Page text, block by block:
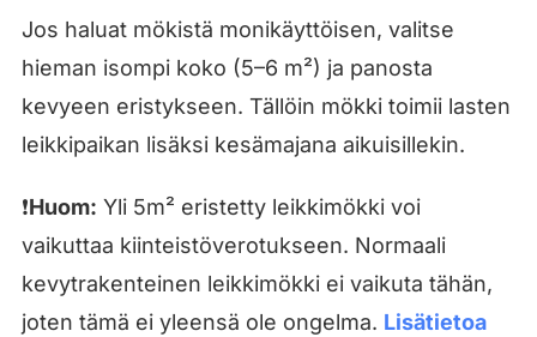
Jos haluat mökistä monikäyttöisen, valitse
hieman isompi koko (5–6 m²) ja panosta
kevyeen eristykseen. Tällöin mökki toimii lasten
leikkipaikan lisäksi kesämajana aikuisillekin.
❗Huom: Yli 5m² eristetty leikkimökki voi
vaikuttaa kiinteistöverotukseen. Normaali
kevytrakenteinen leikkimökki ei vaikuta tähän,
joten tämä ei yleensä ole ongelma. Lisätietoa